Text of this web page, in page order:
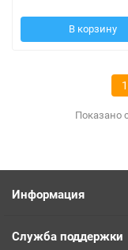
В корзину
1
Показано
Информация
Служба поддержки